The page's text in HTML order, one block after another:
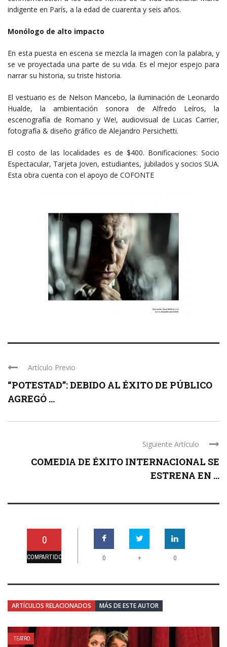
indigente en París, a la edad de cuarenta y seis años.
Monólogo de alto impacto
En esta puesta en escena se mezcla la imagen con la palabra, y
se ve proyectada una parte de su vida. Es el mejor espejo para
narrar su historia, su triste historia.
El vestuario es de Nelson Mancebo, la iluminación de Leonardo
Hualde, la ambientación sonora de Alfredo Leíros, la
escenografía de Romano y We!, audiovisual de Lucas Carrier,
fotografía & diseño gráfico de Alejandro Persichetti.
El costo de las localidades es de $400. Bonificaciones: Socio
Espectacular, Tarjeta Joven, estudiantes, jubilados y socios SUA.
Esta obra cuenta con el apoyo de COFONTE
Artículo Previo
“POTESTAD”: DEBIDO AL ÉXITO DE PÚBLICO
AGREGÓ ...
Siguiente Artículo
COMEDIA DE ÉXITO INTERNACIONAL SE
ESTRENA EN ...
0
COMPARTIDO 0 + 0
ARTÍCULOS RELACIONADOS MÁS DE ESTE AUTOR
TEATRO